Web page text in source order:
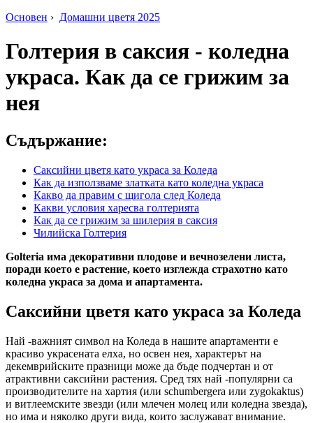
Основен › Домашни цветя 2025
Голтерия в саксия - коледна
украса. Как да се грижим за
нея
Съдържание:
Саксийни цветя като украса за Коледа
Как да използваме златката като коледна украса
Какво да правим с щигола след Коледа
Какви условия харесва голтерията
Как да се грижим за шилерия в саксия
Чилийска Голтерия
Golteria има декоративни плодове и вечнозелени листа,
поради което е растение, което изглежда страхотно като
коледна украса за дома и апартамента.
Саксийни цветя като украса за Коледа
Най -важният символ на Коледа в нашите апартаменти е
красиво украсената елха, но освен нея, характерът на
декемврийските празници може да бъде подчертан и от
атрактивни саксийни растения. Сред тях най -популярни са
производителите на хартия (или schumbergera или zygokaktus)
и витлеемските звезди (или млечен молец или коледна звезда),
но има и няколко други вида, които заслужават внимание.